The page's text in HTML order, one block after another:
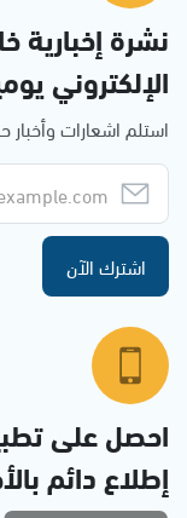
نشرة إخبارية
الإلكتروني
استلم اشعارات
اشترك الآن
احصل على
إطلاع دائم